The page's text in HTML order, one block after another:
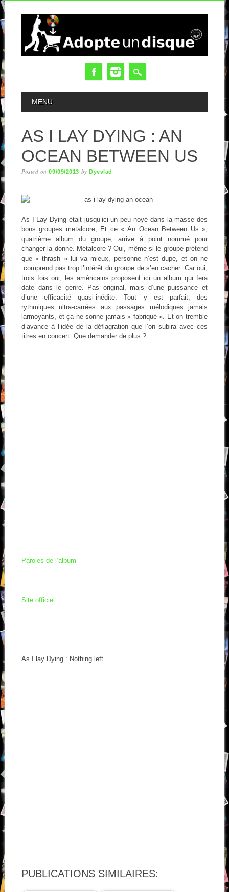
MAIN MENU
MENU
AS I LAY DYING : AN
OCEAN BETWEEN US
Posted on09/09/2013 byDyvvlad
As I Lay Dying était jusqu’ici un peu noyé dans la masse des
bons groupes metalcore, Et ce « An Ocean Between Us »,
quatrième album du groupe, arrive à point nommé pour
changer la donne. Metalcore ? Oui, même si le groupe prétend
que « thrash » lui va mieux, personne n’est dupe, et on ne
comprend pas trop l’intérêt du groupe de s’en cacher. Car oui,
trois fois oui, les américains proposent ici un album qui fera
date dans le genre. Pas original, mais d’une puissance et
d’une efficacité quasi-inédite. Tout y est parfait, des
rythmiques ultra-carrées aux passages mélodiques jamais
larmoyants, et ça ne sonne jamais « fabriqué ». Et on tremble
d’avance à l’idée de la déflagration que l’on subira avec ces
titres en concert. Que demander de plus ?
Paroles de l’album
Site officiel
As I lay Dying : Nothing left
PUBLICATIONS SIMILAIRES: